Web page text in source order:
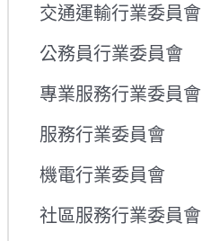
交通運輸行業委員會
公務員行業委員會
專業服務行業委員會
服務行業委員會
機電行業委員會
社區服務行業委員會